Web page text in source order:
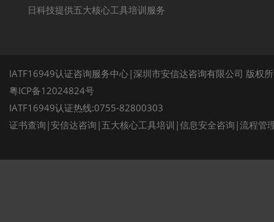
日科技提供五大核心工具培训服务
IATF16949认证咨询服务中心|深圳市安信达咨询有限公司 版权
粤ICP备12024824号
IATF16949认证热线:0755-82800303
证书查询 | 安信达咨询 | 五大核心工具培训 |信息安全咨询 |流程管